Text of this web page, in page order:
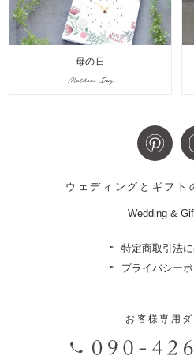
母の日
Mothers Day
ウェディングとギフト
Wedding &
特定商取引法
プライバシー
お客様専用